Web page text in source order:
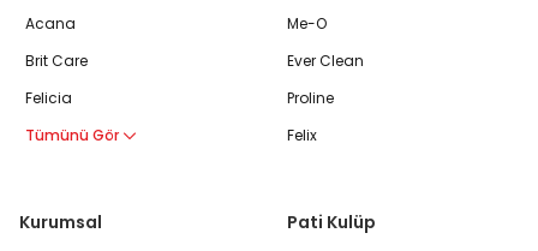
Acana
Brit Care
Felicia
Tümünü Gör
Me-O
Ever Clean
Proline
Felix
Kurumsal Pati Kulüp